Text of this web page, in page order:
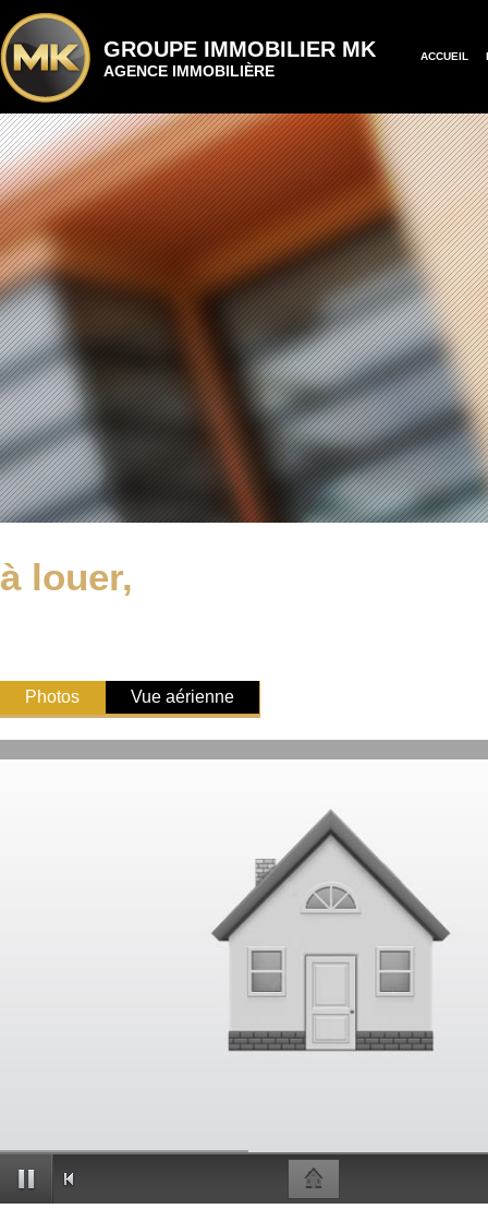
GROUPE IMMOBILIER MK
AGENCE IMMOBILIÈRE
ACCUEIL
à louer,
Photos Vue aérienne